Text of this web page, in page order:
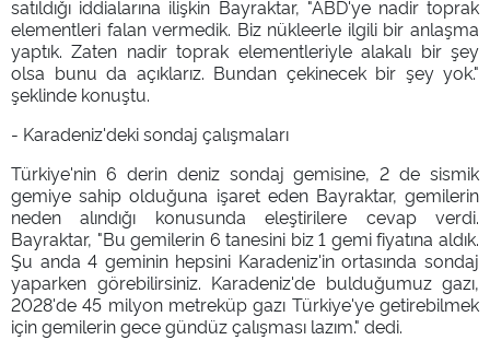
satıldığı iddialarına ilişkin Bayraktar, "ABD'ye nadir toprak
elementleri falan vermedik. Biz nükleerle ilgili bir anlaşma
yaptık. Zaten nadir toprak elementleriyle alakalı bir şey
olsa bunu da açıklarız. Bundan çekinecek bir şey yok."
şeklinde konuştu.
- Karadeniz'deki sondaj çalışmaları
Türkiye'nin 6 derin deniz sondaj gemisine, 2 de sismik
gemiye sahip olduğuna işaret eden Bayraktar, gemilerin
neden alındığı konusunda eleştirilere cevap verdi.
Bayraktar, "Bu gemilerin 6 tanesini biz 1 gemi fiyatına aldık.
Şu anda 4 geminin hepsini Karadeniz'in ortasında sondaj
yaparken görebilirsiniz. Karadeniz'de bulduğumuz gazı,
2028'de 45 milyon metreküp gazı Türkiye'ye getirebilmek
için gemilerin gece gündüz çalışması lazım." dedi.